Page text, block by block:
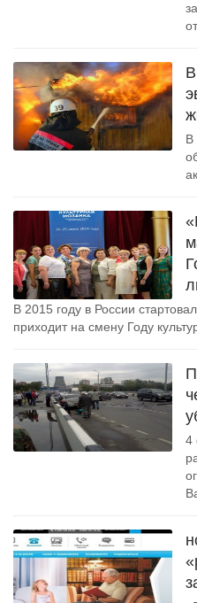
В
В 2015 году в России
приходит на смену Году
4